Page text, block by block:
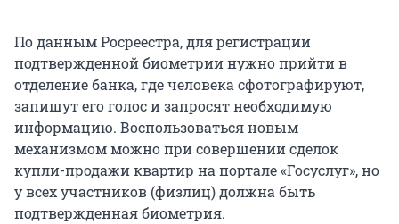
По данным Росреестра, для регистрации
подтвержденной биометрии нужно прийти в
отделение банка, где человека сфотографируют,
запишут его голос и запросят необходимую
информацию. Воспользоваться новым
механизмом можно при совершении сделок
купли-продажи квартир на портале «Госуслуг», но
у всех участников (физлиц) должна быть
подтвержденная биометрия.